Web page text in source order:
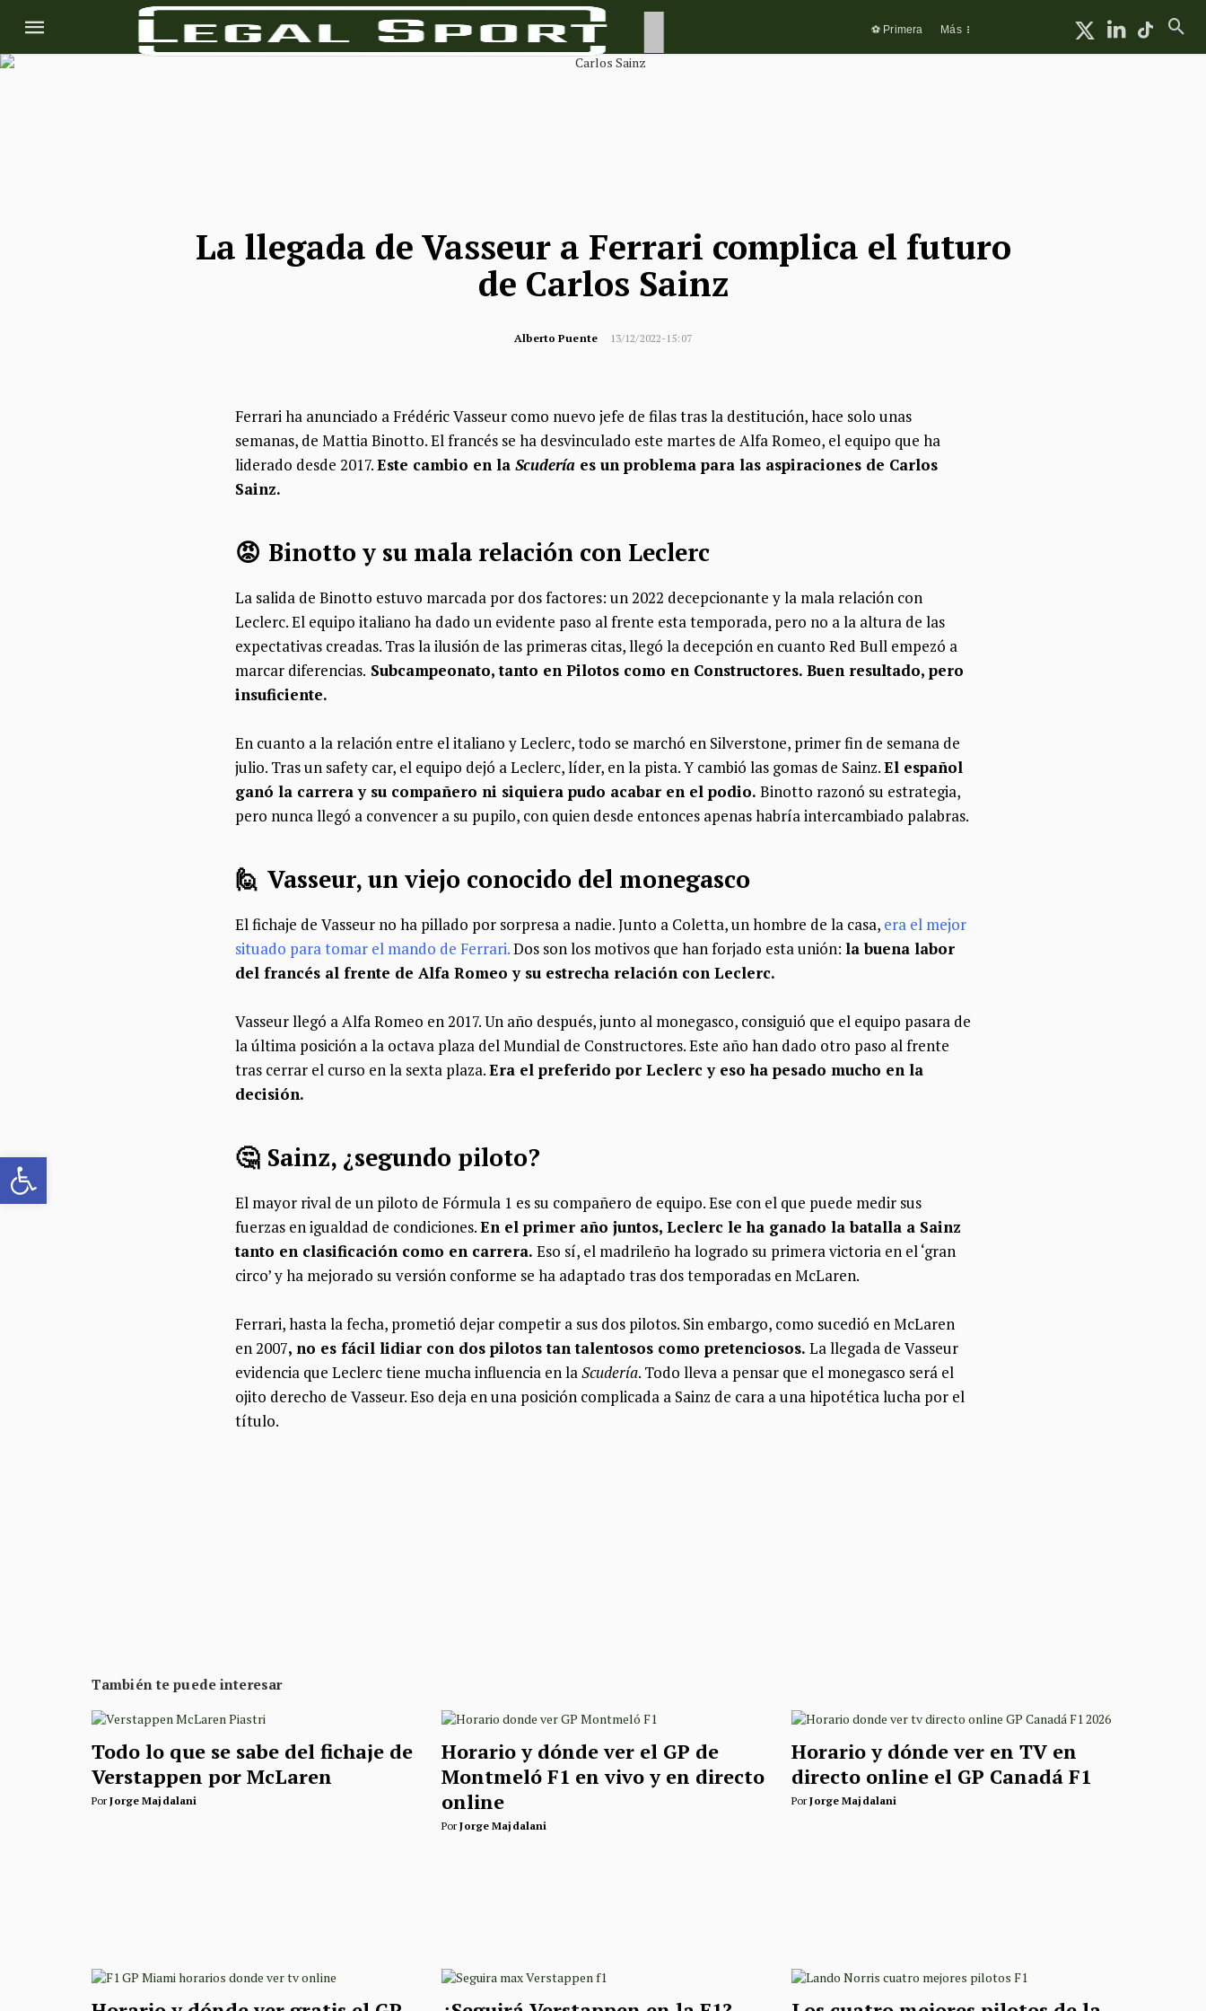
Abrir barra de herramientas
⚽ Primera Más
La llegada de Vasseur a Ferrari complica el futuro
de Carlos Sainz
Alberto Puente 13/12/2022-15:07
Ferrari ha anunciado a Frédéric Vasseur como nuevo jefe de filas tras la destitución, hace solo unas
semanas, de Mattia Binotto. El francés se ha desvinculado este martes de Alfa Romeo, el equipo que ha
liderado desde 2017.Este cambio en la Scudería es un problema para las aspiraciones de Carlos
Sainz.
😡 Binotto y su mala relación con Leclerc
La salida de Binotto estuvo marcada por dos factores: un 2022 decepcionante y la mala relación con
Leclerc. El equipo italiano ha dado un evidente paso al frente esta temporada, pero no a la altura de las
expectativas creadas. Tras la ilusión de las primeras citas, llegó la decepción en cuanto Red Bull empezó a
marcar diferencias. Subcampeonato, tanto en Pilotos como en Constructores. Buen resultado, pero
insuficiente.
En cuanto a la relación entre el italiano y Leclerc, todo se marchó en Silverstone, primer fin de semana de
julio. Tras un safety car, el equipo dejó a Leclerc, líder, en la pista. Y cambió las gomas de Sainz.El español
ganó la carrera y su compañero ni siquiera pudo acabar en el podio. Binotto razonó su estrategia,
pero nunca llegó a convencer a su pupilo, con quien desde entonces apenas habría intercambiado palabras.
🙋 Vasseur, un viejo conocido del monegasco
El fichaje de Vasseur no ha pillado por sorpresa a nadie. Junto a Coletta, un hombre de la casa, era el mejor
situado para tomar el mando de Ferrari.Dos son los motivos que han forjado esta unión: la buena labor
del francés al frente de Alfa Romeo y su estrecha relación con Leclerc.
Vasseur llegó a Alfa Romeo en 2017. Un año después, junto al monegasco, consiguió que el equipo pasara de
la última posición a la octava plaza del Mundial de Constructores. Este año han dado otro paso al frente
tras cerrar el curso en la sexta plaza.Era el preferido por Leclerc y eso ha pesado mucho en la
decisión.
🤔 Sainz, ¿segundo piloto?
El mayor rival de un piloto de Fórmula 1 es su compañero de equipo. Ese con el que puede medir sus
fuerzas en igualdad de condiciones.En el primer año juntos, Leclerc le ha ganado la batalla a Sainz
tanto en clasificación como en carrera. Eso sí, el madrileño ha logrado su primera victoria en el ‘gran
circo’ y ha mejorado su versión conforme se ha adaptado tras dos temporadas en McLaren.
Ferrari, hasta la fecha, prometió dejar competir a sus dos pilotos. Sin embargo, como sucedió en McLaren
en 2007, no es fácil lidiar con dos pilotos tan talentosos como pretenciosos. La llegada de Vasseur
evidencia que Leclerc tiene mucha influencia en laScudería. Todo lleva a pensar que el monegasco será el
ojito derecho de Vasseur. Eso deja en una posición complicada a Sainz de cara a una hipotética lucha por el
título.
También te puede interesar
Todo lo que se sabe del fichaje de
Verstappen por McLaren
PorJorge Majdalani
Horario y dónde ver el GP de
Montmeló F1 en vivo y en directo
online
PorJorge Majdalani
Horario y dónde ver en TV en
directo online el GP Canadá F1
PorJorge Majdalani